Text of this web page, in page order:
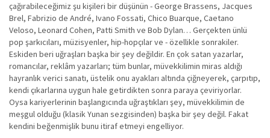
çağırabileceğimiz şu kişileri bir düşünün - George Brassens, Jacques
Brel, Fabrizio de André, Ivano Fossati, Chico Buarque, Caetano
Veloso, Leonard Cohen, Patti Smith ve Bob Dylan… Gerçekten ünlü
pop şarkıcıları, müzisyenler, hip-hopçılar ve - özellikle sonrakiler.
Eskiden beri uğraşları başka bir şey değildir. En çok satan yazarlar,
romancılar, reklâm yazarları; tüm bunlar, müvekkilimin miras aldığı
hayranlık verici sanatı, üstelik onu ayakları altında çiğneyerek, çarpıtıp,
kendi çıkarlarına uygun hale getirdikten sonra paraya çeviriyorlar.
Oysa kariyerlerinin başlangıcında uğraştıkları şey, müvekkilimin de
meşgul olduğu (klasik Yunan sezgisinden) başka bir şey değil. Fakat
kendini beğenmişlik bunu itiraf etmeyi engelliyor.